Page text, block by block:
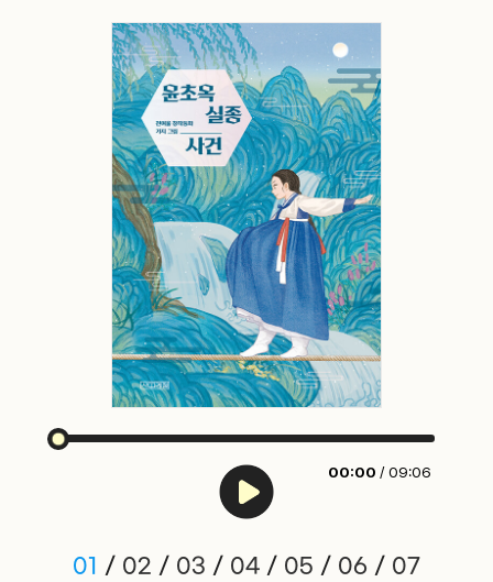
00:00 / 09:06
01 / 02 / 03 / 04 / 05 / 06 / 07